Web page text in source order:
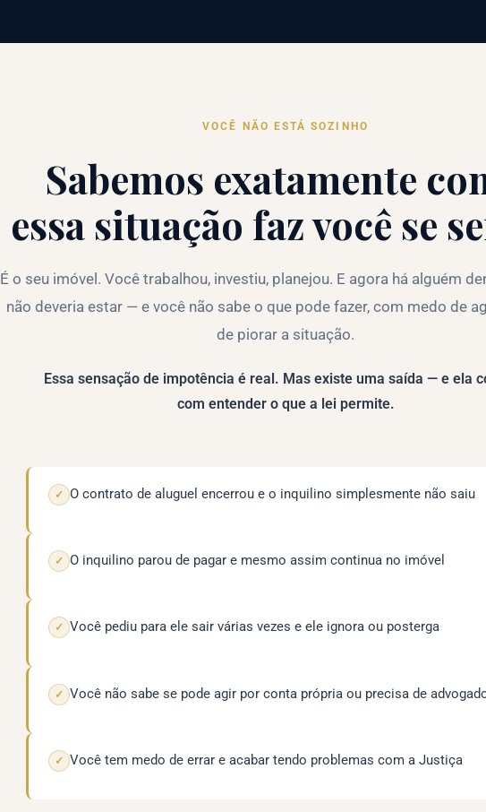
VOCÊ NÃO ESTÁ SOZINHO
Sabemos exatamente
essa situação faz você se
É o seu imóvel. Você trabalhou, investiu, planejou. E agora há alguém
não deveria estar — e você não sabe o que pode fazer, com medo de
de piorar a situação.
Essa sensação de impotência é real. Mas existe uma saída — e ela
com entender o que a lei permite.
✓ O contrato de aluguel encerrou e o inquilino simplesmente não saiu
✓ O inquilino parou de pagar e mesmo assim continua no imóvel
✓ Você pediu para ele sair várias vezes e ele ignora ou posterga
✓ Você não sabe se pode agir por conta própria ou precisa de
✓ Você tem medo de errar e acabar tendo problemas com a Justiça